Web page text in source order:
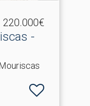
220.000€
-